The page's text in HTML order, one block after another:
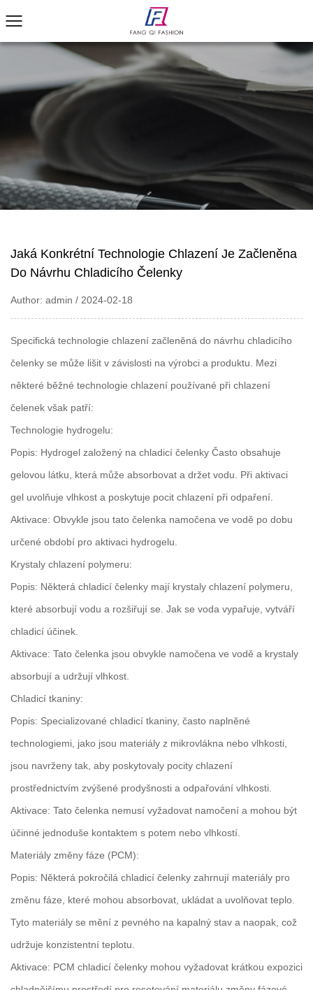
Jaká Konkrétní Technologie Chlazení Je Začleněna
Do Návrhu Chladicího Čelenky
Author: admin / 2024-02-18
Specifická technologie chlazení začleněná do návrhu chladicího
čelenky se může lišit v závislosti na výrobci a produktu. Mezi
některé běžné technologie chlazení používané při chlazení
čelenek však patří:
Technologie hydrogelu:
Popis: Hydrogel založený na chladicí čelenky Často obsahuje
gelovou látku, která může absorbovat a držet vodu. Při aktivaci
gel uvolňuje vlhkost a poskytuje pocit chlazení při odpaření.
Aktivace: Obvykle jsou tato čelenka namočena ve vodě po dobu
určené období pro aktivaci hydrogelu.
Krystaly chlazení polymeru:
Popis: Některá chladicí čelenky mají krystaly chlazení polymeru,
které absorbují vodu a rozšiřují se. Jak se voda vypařuje, vytváří
chladicí účinek.
Aktivace: Tato čelenka jsou obvykle namočena ve vodě a krystaly
absorbují a udržují vlhkost.
Chladicí tkaniny:
Popis: Specializované chladicí tkaniny, často naplněné
technologiemi, jako jsou materiály z mikrovlákna nebo vlhkosti,
jsou navrženy tak, aby poskytovaly pocity chlazení
prostřednictvím zvýšené prodyšnosti a odpařování vlhkosti.
Aktivace: Tato čelenka nemusí vyžadovat namočení a mohou být
účinné jednoduše kontaktem s potem nebo vlhkostí.
Materiály změny fáze (PCM):
Popis: Některá pokročilá chladicí čelenky zahrnují materiály pro
změnu fáze, které mohou absorbovat, ukládat a uvolňovat teplo.
Tyto materiály se mění z pevného na kapalný stav a naopak, což
udržuje konzistentní teplotu.
Aktivace: PCM chladicí čelenky mohou vyžadovat krátkou expozici